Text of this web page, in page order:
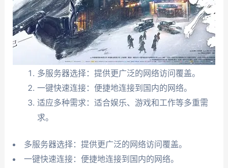
多服务器选择：提供更广泛的网络访问覆盖。
一键快速连接：便捷地连接到国内的网络。
适应多种需求：适合娱乐、游戏和工作等多重需
求。
多服务器选择：提供更广泛的网络访问覆盖。
一键快速连接：便捷地连接到国内的网络。